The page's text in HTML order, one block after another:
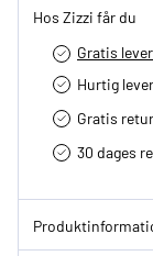
Hos Zizzi får du
Gratis
Hurtig
Gratis
30 dages